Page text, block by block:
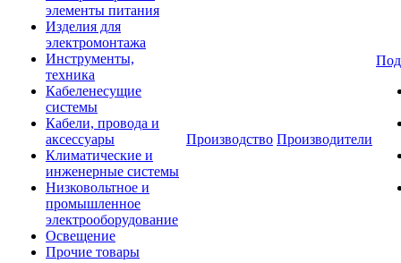
элементы питания
Изделия для
электромонтажа
Инструменты,
техника
Кабеленесущие
системы
Кабели, провода и
аксессуары
Климатические и
инженерные системы
Низковольтное и
промышленное
электрооборудование
Освещение
Прочие товары
Производство Производители